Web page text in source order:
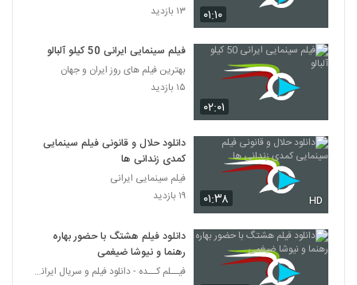
۰۱:۱۰
۱۳ بازدید
۰۲:۰۱
فیلم سینمایی ایرانی 50 کیلو آلبالو
بهترین فیلم های روز ایران و جهان
۱۵ بازدید
۰۱:۳۸ HD
دانلود حلال و قانونی فیلم سینمایی
کمدی زندانی ها
فیلم سینمایی ایرانی
۱۹ بازدید
دانلود فیلم هشتگ با حضور بهاره
رهنما و نیوشا ضیغمی
فیــلم کــده - دانلود فیلم و سریال ایرانی (رایگان)